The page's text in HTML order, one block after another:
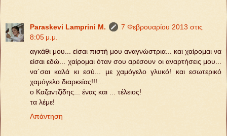
Paraskevi Lamprini M.
7 Φεβρουαρίου 2013 στις
8:05 μ.μ.
αγκάθι μου... είσαι πιστή μου αναγνώστρια... και χαίρομαι να
είσαι εδώ... χαίρομαι όταν σου αρέσουν οι αναρτήσεις μου...
να΄σαι καλά κι εσύ... με χαμόγελο γλυκό! και εσωτερικό
χαμόγελο διαρκείας!!!...
ο Καζαντζίδης... ένας και ... τέλειος!
τα λέμε!
Απάντηση